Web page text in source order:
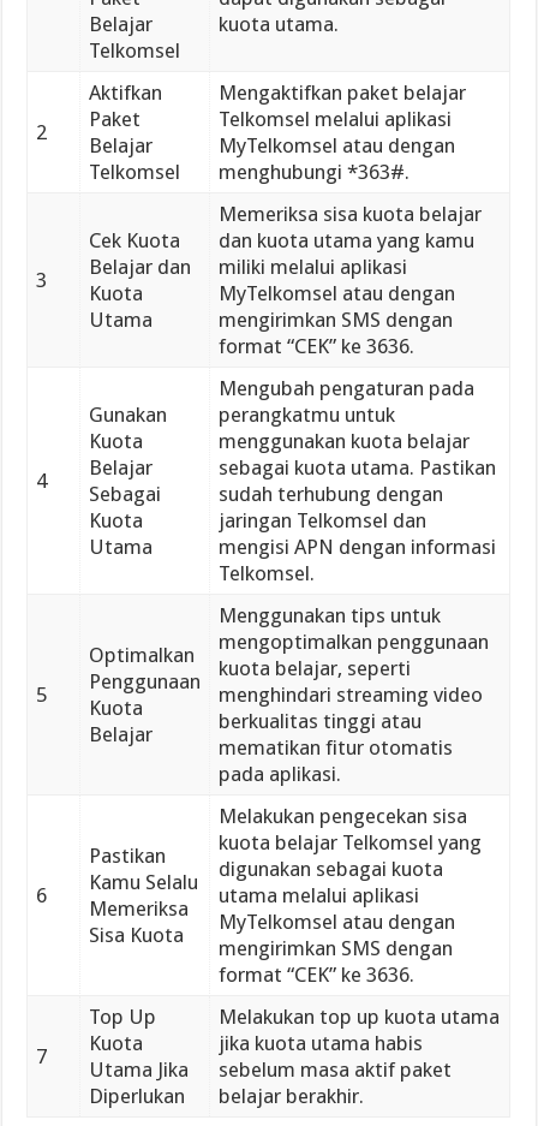
Belajar
Telkomsel
kuota utama.
2
Aktifkan
Paket
Belajar
Telkomsel
Mengaktifkan paket belajar
Telkomsel melalui aplikasi
MyTelkomsel atau dengan
menghubungi *363#.
3
Cek Kuota
Belajar dan
Kuota
Utama
Memeriksa sisa kuota belajar
dan kuota utama yang kamu
miliki melalui aplikasi
MyTelkomsel atau dengan
mengirimkan SMS dengan
format “CEK” ke 3636.
4
Gunakan
Kuota
Belajar
Sebagai
Kuota
Utama
Mengubah pengaturan pada
perangkatmu untuk
menggunakan kuota belajar
sebagai kuota utama. Pastikan
sudah terhubung dengan
jaringan Telkomsel dan
mengisi APN dengan informasi
Telkomsel.
5
Optimalkan
Penggunaan
Kuota
Belajar
Menggunakan tips untuk
mengoptimalkan penggunaan
kuota belajar, seperti
menghindari streaming video
berkualitas tinggi atau
mematikan fitur otomatis
pada aplikasi.
6
Pastikan
Kamu Selalu
Memeriksa
Sisa Kuota
Melakukan pengecekan sisa
kuota belajar Telkomsel yang
digunakan sebagai kuota
utama melalui aplikasi
MyTelkomsel atau dengan
mengirimkan SMS dengan
format “CEK” ke 3636.
7
Top Up
Kuota
Utama Jika
Diperlukan
Melakukan top up kuota utama
jika kuota utama habis
sebelum masa aktif paket
belajar berakhir.